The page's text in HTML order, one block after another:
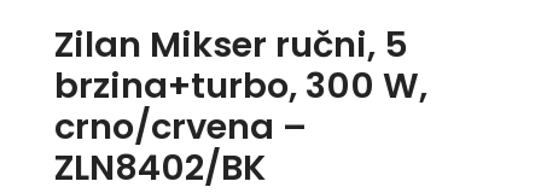
Zilan Mikser ručni, 5
brzina+turbo, 300 W,
crno/crvena –
ZLN8402/BK